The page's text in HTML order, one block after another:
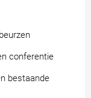
conferentie
bestaande